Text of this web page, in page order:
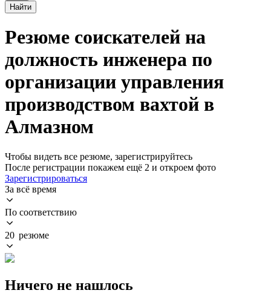
Найти
Резюме соискателей на
должность инженера по
организации управления
производством вахтой в
Алмазном
Чтобы видеть все резюме, зарегистрируйтесь
После регистрации покажем ещё 2 и откроем фото
Зарегистрироваться
За всё время
По соответствию
20 резюме
Ничего не нашлось